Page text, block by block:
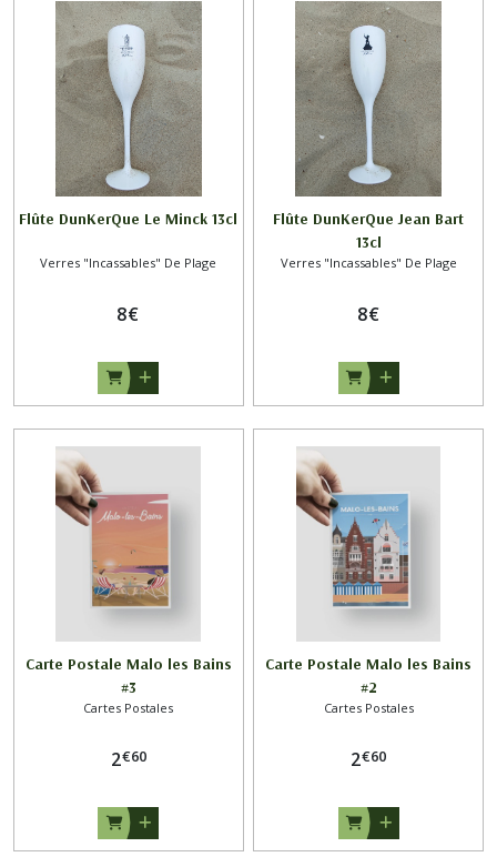
Flûte DunKerQue Le Minck 13cl
Verres "Incassables" De Plage
8€
Flûte DunKerQue Jean Bart
13cl
Verres "Incassables" De Plage
8€
Carte Postale Malo les Bains
#3
Cartes Postales
2€60
Carte Postale Malo les Bains
#2
Cartes Postales
2€60